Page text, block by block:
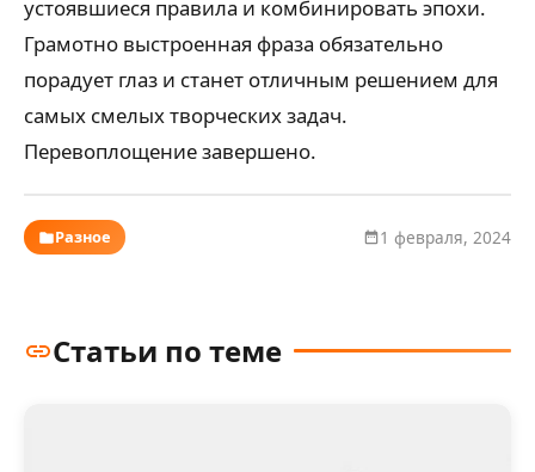
устоявшиеся правила и комбинировать эпохи.
Грамотно выстроенная фраза обязательно
порадует глаз и станет отличным решением для
самых смелых творческих задач.
Перевоплощение завершено.
Разное 1 февраля, 2024
Статьи по теме